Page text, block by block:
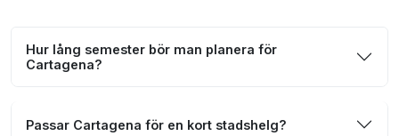
Hur lång semester bör man planera för
Cartagena?
Passar Cartagena för en kort stadshelg?